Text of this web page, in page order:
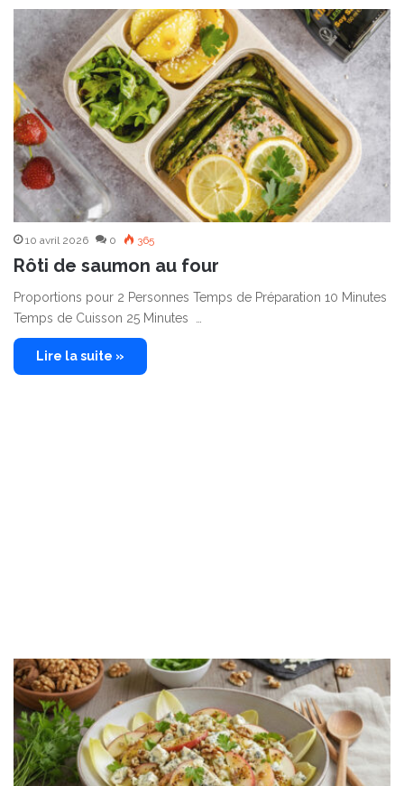
10 avril 2026 0 365
Rôti de saumon au four
Proportions pour 2 Personnes Temps de Préparation 10 Minutes
Temps de Cuisson 25 Minutes …
Lire la suite »